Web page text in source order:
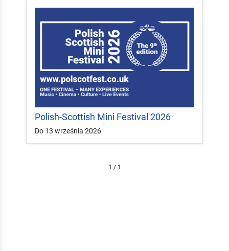
Polish-Scottish Mini Festival 2026
Do 13 września 2026
1 / 1